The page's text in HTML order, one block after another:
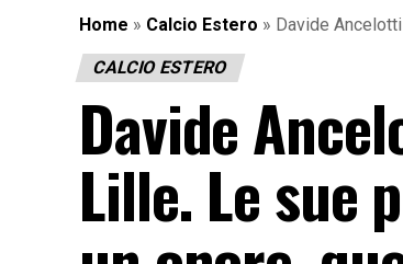
Home » Calcio Estero » Davide
CALCIO ESTERO
Davide
Lille. Le sue